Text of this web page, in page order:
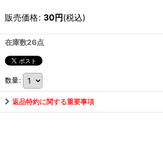
販売価格: 30円(税込)
在庫数26点
数量:
返品特約に関する重要事項